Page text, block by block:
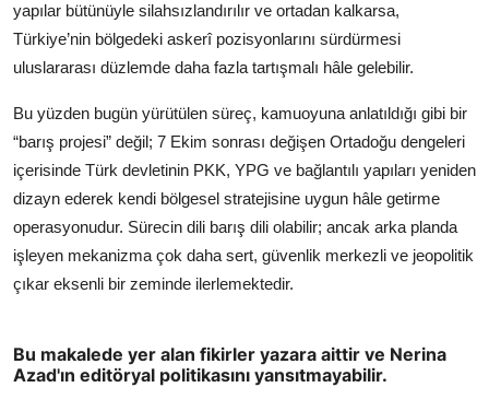
yapılar bütünüyle silahsızlandırılır ve ortadan kalkarsa,
Türkiye’nin bölgedeki askerî pozisyonlarını sürdürmesi
uluslararası düzlemde daha fazla tartışmalı hâle gelebilir.
Bu yüzden bugün yürütülen süreç, kamuoyuna anlatıldığı gibi bir
“barış projesi” değil; 7 Ekim sonrası değişen Ortadoğu dengeleri
içerisinde Türk devletinin PKK, YPG ve bağlantılı yapıları yeniden
dizayn ederek kendi bölgesel stratejisine uygun hâle getirme
operasyonudur. Sürecin dili barış dili olabilir; ancak arka planda
işleyen mekanizma çok daha sert, güvenlik merkezli ve jeopolitik
çıkar eksenli bir zeminde ilerlemektedir.
Bu makalede yer alan fikirler yazara aittir ve Nerina
Azad'ın editöryal politikasını yansıtmayabilir.